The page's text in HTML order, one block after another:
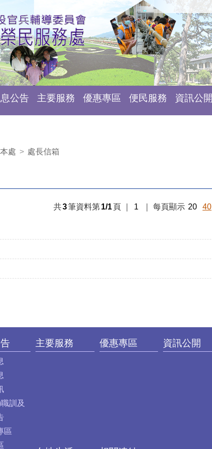
公告 主要服務 優惠專區 便民服務 資訊公開
處 > 處長信箱
共3筆資料第1/1頁 1 每頁顯示 20 40
訓及
區
主要服務 優惠專區 資訊公開